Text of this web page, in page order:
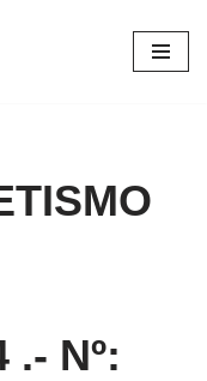
.- Nº: